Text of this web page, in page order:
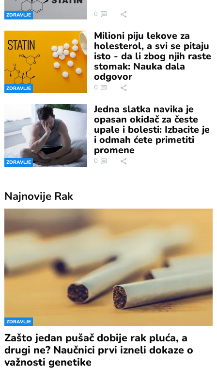
ZDRAVLJE 0
ZDRAVLJE
Milioni piju lekove za
holesterol, a svi se pitaju
isto - da li zbog njih raste
stomak: Nauka dala
odgovor
0
ZDRAVLJE
Jedna slatka navika je
opasan okidač za česte
upale i bolesti: Izbacite je
i odmah ćete primetiti
promene
0
Najnovije Rak
ZDRAVLJE
Zašto jedan pušač dobije rak pluća, a
drugi ne? Naučnici prvi izneli dokaze o
važnosti genetike